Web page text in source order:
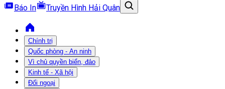
Báo In Truyền Hình Hải Quân
Chính trị
Quốc phòng - An ninh
Vì chủ quyền biển, đảo
Kinh tế - Xã hội
Đối ngoại